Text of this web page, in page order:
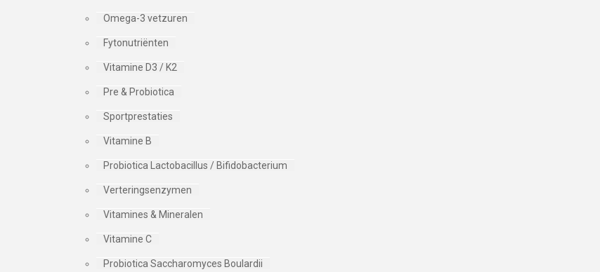
Omega-3 vetzuren
Fytonutriënten
Vitamine D3 / K2
Pre & Probiotica
Sportprestaties
Vitamine B
Probiotica Lactobacillus / Bifidobacterium
Verteringsenzymen
Vitamines & Mineralen
Vitamine C
Probiotica Saccharomyces Boulardii